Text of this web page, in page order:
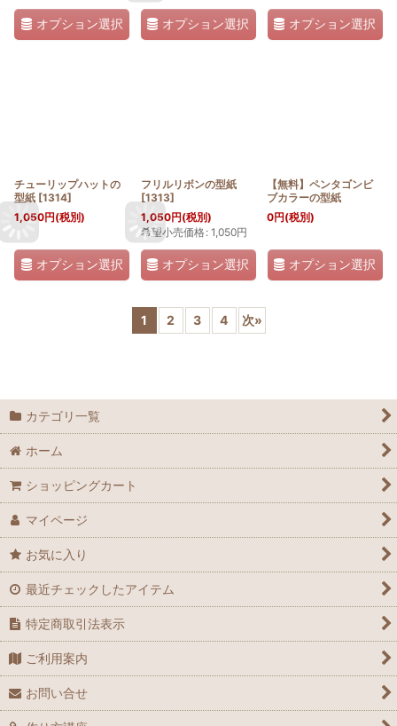
オプション選択 オプション選択 オプション選択
チューリップハットの
型紙 [1314]
1,050円(税別)
オプション選択
フリルリボンの型紙
[1313]
1,050円(税別)
希望小売価格: 1,050円
オプション選択
【無料】ペンタゴンビ
ブカラーの型紙
0円(税別)
オプション選択
1 2 3 4 次»
カテゴリ一覧
ホーム
ショッピングカート
マイページ
お気に入り
最近チェックしたアイテム
特定商取引法表示
ご利用案内
お問い合せ